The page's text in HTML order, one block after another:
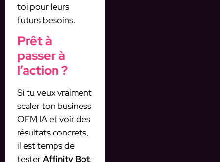
toi pour leurs
futurs besoins.
Prêt à
passer à
l’action ?
Si tu veux vraiment
scaler ton business
OFM IA et voir des
résultats concrets,
il est temps de
testerAffinity Bot.